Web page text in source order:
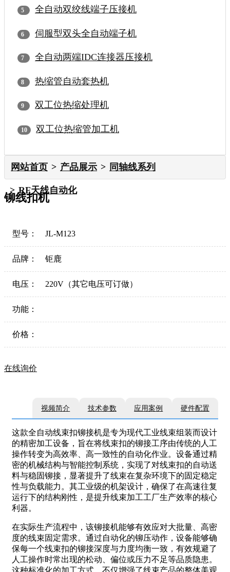
全自动双绞线端子压接机
伺服型双头全自动端子机
全自动两端IDC连接器压接机
热缩管自动套热机
双工位热缩处理机
双工位热缩管加工机
网站首页 产品展示 同轴线系列
RF天线自动化
铆线扣机
型号： JL-M123
品牌： 钜鹿
电压： 220V（其它电压可订做）
功能：
价格：
在线询价
视频简介 技术参数 应用案例 硬件配置
这款全自动线束扣铆接机是专为现代工业线束组装而设计
的精密加工设备，旨在将线束扣的铆接工序由传统的人工
操作转变为高效率、高一致性的自动化作业。设备通过精
密的机械结构与智能控制系统，实现了对线束扣的自动送
料与稳固铆接，显著提升了线束在复杂环境下的固定稳定
性与负载能力。其工业级的机架设计，确保了在高速往复
运行下的结构刚性，是提升线束加工工厂生产效率的核心
利器。
在实际生产流程中，该铆接机能够有效应对大批量、高密
度的线束固定需求。通过自动化的铆压动作，设备能够确
保每一个线束扣的铆接深度与力度均衡一致，有效规避了
人工操作时常出现的松动、偏位或压力不足等品质隐患。
这种标准化的加工方式，不仅增强了线束产品的整体美观